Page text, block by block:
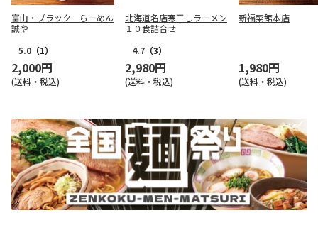
富山・ブラック らーめん
誠や
5.0 （1）
2,000円
(送料・税込)
北海道名店寒干しラーメン
１０食詰合せ
4.7 （3）
2,980円
(送料・税込)
新福菜館本店
1,980円
(送料・税込)